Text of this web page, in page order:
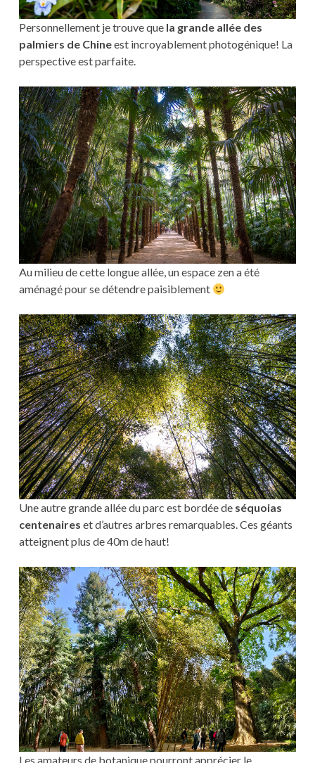
Personnellement je trouve que la grande allée des
palmiers de Chineest incroyablement photogénique! La
perspective est parfaite.
Au milieu de cette longue allée, un espace zen a été
aménagé pour se détendre paisiblement
Une autre grande allée du parc est bordée de séquoias
centenaires et d’autres arbres remarquables. Ces géants
atteignent plus de 40m de haut!
Les amateurs de botanique pourront apprécier le